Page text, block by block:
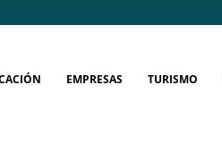
EMPRESAS TURISMO